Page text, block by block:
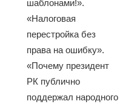
шаблонами!».
«Налоговая
перестройка без
права на ошибку».
«Почему президент
РК публично
поддержал народного